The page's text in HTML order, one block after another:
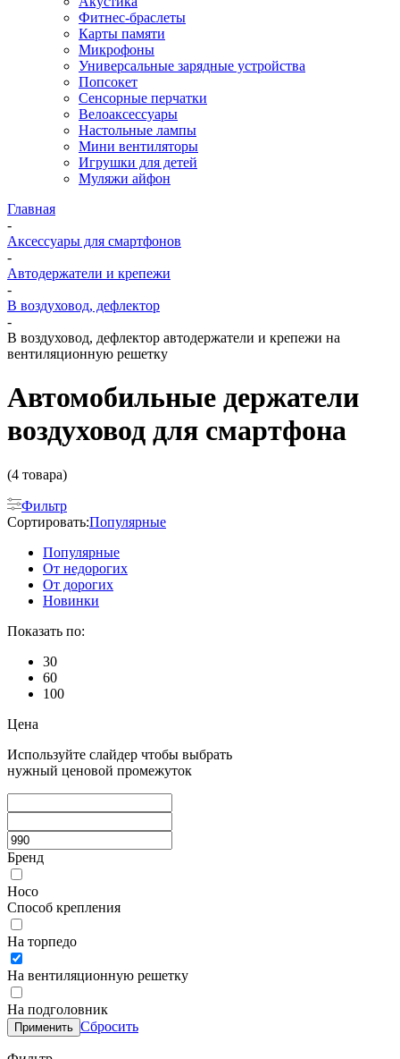
Фитнес-браслеты
Карты памяти
Микрофоны
Универсальные зарядные устройства
Попсокет
Сенсорные перчатки
Велоаксессуары
Настольные лампы
Мини вентиляторы
Игрушки для детей
Муляжи айфон
Главная
-
Аксессуары для смартфонов
-
Автодержатели и крепежи
-
В воздуховод, дефлектор
-
В воздуховод, дефлектор автодержатели и крепежи на
вентиляционную решетку
Автомобильные держатели
воздуховод для смартфона
(4 товара)
Фильтр
Сортировать:Популярные
Популярные
От недорогих
От дорогих
Новинки
Показать по:
30
60
100
Цена
Используйте слайдер чтобы выбрать
нужный ценовой промежуток
Бренд
Hoco
Способ крепления
На торпедо
На вентиляционную решетку
На подголовник
Применить Сбросить